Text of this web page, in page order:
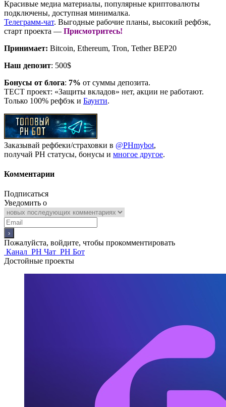
Красивые медиа материалы, популярные криптовалюты
подключены, доступная минималка.
Телеграмм-чат. Выгодные рабочие планы, высокий рефбэк,
старт проекта — Присмотритесь!
Принимает: Bitcoin, Ethereum, Tron, Tether BEP20
Наш депозит: 500$
Бонусы от блога: 7% от суммы депозита.
ТЕСТ проект: «Защиты вкладов» нет, акции не работают.
Только 100% рефбэк и Баунти.
Заказывай рефбеки/страховки в @PHmybot,
получай РН статусы, бонусы и многое другое.
Комментарии
Подписаться
Уведомить о
Пожалуйста, войдите, чтобы прокомментировать
Канал PH Чат PH Бот
Достойные проекты